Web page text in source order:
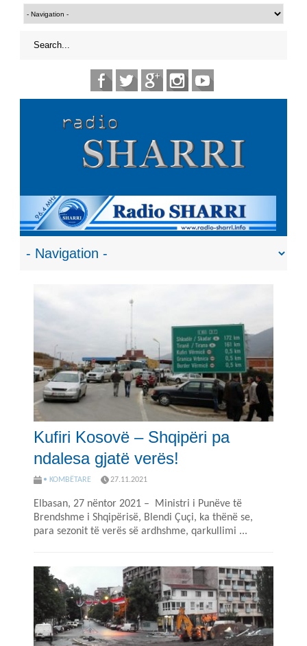
Kufiri Kosovë – Shqipëri pa
ndalesa gjatë verës!
• KOMBËTARE 27.11.2021
Elbasan, 27 nëntor 2021 – Ministri i Punëve të
Brendshme i Shqipërisë, Blendi Çuçi, ka thënë se,
para sezonit të verës së ardhshme, qarkullimi ...